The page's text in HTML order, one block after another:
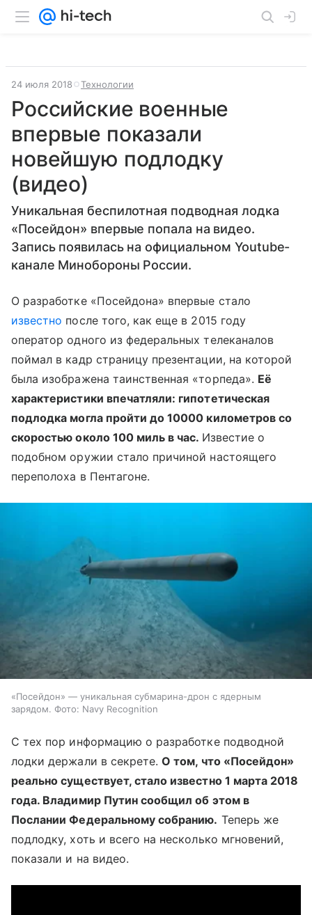
24 июля 2018 Технологии
Российские военные
впервые показали
новейшую подлодку
(видео)
Уникальная беспилотная подводная лодка
«Посейдон» впервые попала на видео.
Запись появилась на официальном Youtube-
канале Минобороны России.
О разработке «Посейдона» впервые стало
известно после того, как еще в 2015 году
оператор одного из федеральных телеканалов
поймал в кадр страницу презентации, на которой
была изображена таинственная «торпеда». Её
характеристики впечатляли: гипотетическая
подлодка могла пройти до 10000 километров со
скоростью около 100 миль в час. Известие о
подобном оружии стало причиной настоящего
переполоха в Пентагоне.
«Посейдон» — уникальная субмарина-дрон с ядерным
зарядом. Фото: Navy Recognition
С тех пор информацию о разработке подводной
лодки держали в секрете.О том, что «Посейдон»
реально существует, стало известно 1 марта 2018
года. Владимир Путин сообщил об этом в
Послании Федеральному собранию. Теперь же
подлодку, хоть и всего на несколько мгновений,
показали и на видео.